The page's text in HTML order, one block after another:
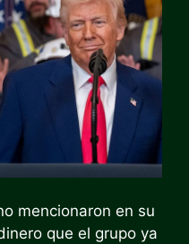
mencionaron en su
que el grupo ya